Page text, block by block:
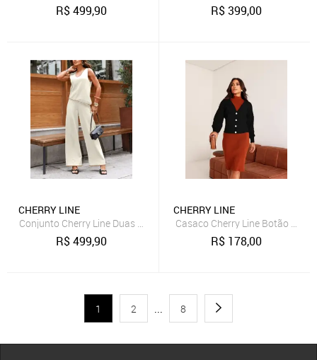
R$499,90 R$399,00
CHERRY LINE
Conjunto Cherry Line Duas Peças Blusa Assimetrica Sem Manga
R$499,90
CHERRY LINE
Casaco Cherry Line Botão
R$ 178,00
1 2 ... 8